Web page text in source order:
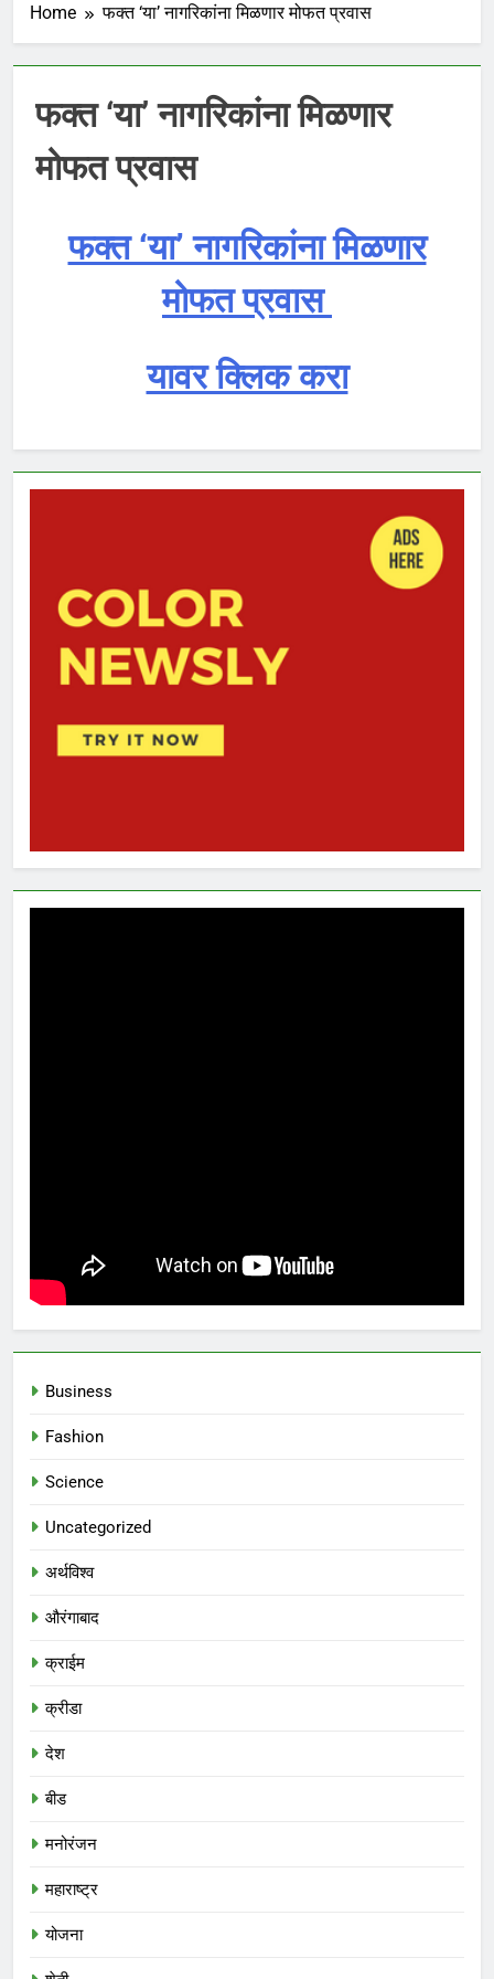
Home फक्त ‘या’ नागरिकांना मिळणार मोफत प्रवास
फक्त ‘या’ नागरिकांना मिळणार
मोफत प्रवास
फक्त ‘या’ नागरिकांना मिळणार
मोफत प्रवास
यावर क्लिक करा
Business
Fashion
Science
Uncategorized
अर्थविश्व
औरंगाबाद
क्राईम
क्रीडा
देश
बीड
मनोरंजन
महाराष्ट्र
योजना